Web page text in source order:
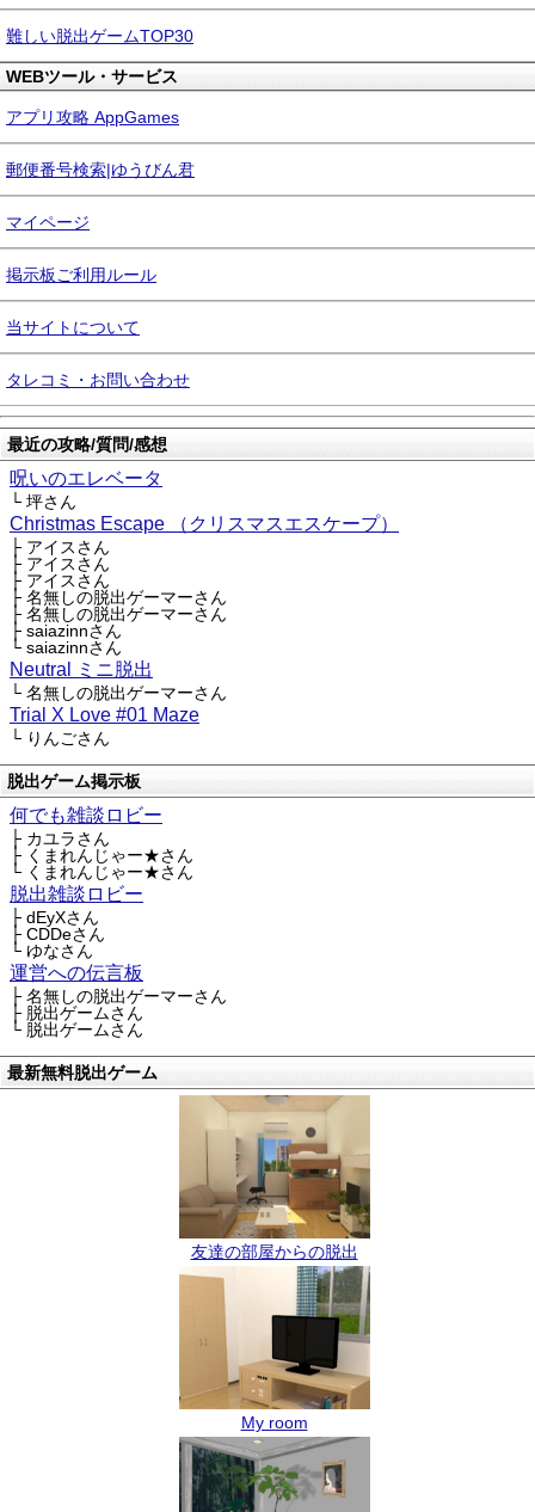
難しい脱出ゲームTOP30
WEBツール・サービス
アプリ攻略 AppGames
郵便番号検索|ゆうびん君
マイページ
掲示板ご利用ルール
当サイトについて
タレコミ・お問い合わせ
最近の攻略/質問/感想
呪いのエレベータ
└ 坪さん
Christmas Escape （クリスマスエスケープ）
├ アイスさん
├ アイスさん
├ アイスさん
├ 名無しの脱出ゲーマーさん
├ 名無しの脱出ゲーマーさん
├ saiazinnさん
└ saiazinnさん
Neutral ミニ脱出
└ 名無しの脱出ゲーマーさん
Trial X Love #01 Maze
└ りんごさん
脱出ゲーム掲示板
何でも雑談ロビー
├ カユラさん
├ くまれんじゃー★さん
└ くまれんじゃー★さん
脱出雑談ロビー
├ dEyXさん
├ CDDeさん
└ ゆなさん
運営への伝言板
├ 名無しの脱出ゲーマーさん
├ 脱出ゲームさん
└ 脱出ゲームさん
最新無料脱出ゲーム
友達の部屋からの脱出
My room